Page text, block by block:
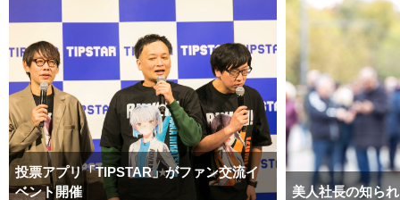
投票アプリ「TIPSTAR」がファン交流イ
ベント開催
美人社長の知ら